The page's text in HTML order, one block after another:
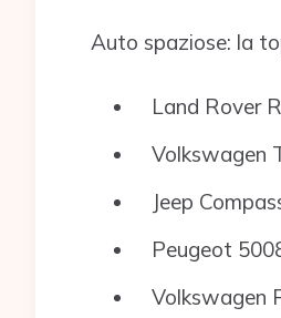
Auto spaziose: la
Land Rover
Volkswagen
Jeep
Peugeot
Volkswagen